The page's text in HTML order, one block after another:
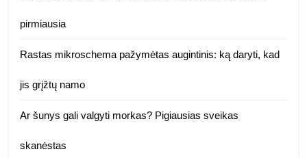
pirmiausia
Rastas mikroschema pažymėtas augintinis: ką daryti, kad
jis grįžtų namo
Ar šunys gali valgyti morkas? Pigiausias sveikas
skanėstas